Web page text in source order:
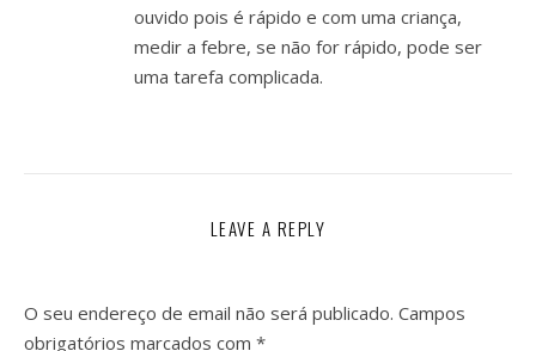
ouvido pois é rápido e com uma criança,
medir a febre, se não for rápido, pode ser
uma tarefa complicada.
LEAVE A REPLY
O seu endereço de email não será publicado. Campos
obrigatórios marcados com *